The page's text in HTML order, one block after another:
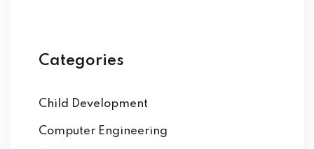
Categories
Child Development
Computer Engineering